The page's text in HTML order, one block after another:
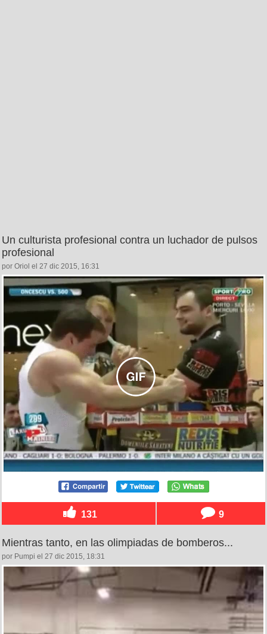
Un culturista profesional contra un luchador de pulsos
profesional
por Oriol el 27 dic 2015, 16:31
131 9
Mientras tanto, en las olimpiadas de bomberos...
por Pumpi el 27 dic 2015, 18:31